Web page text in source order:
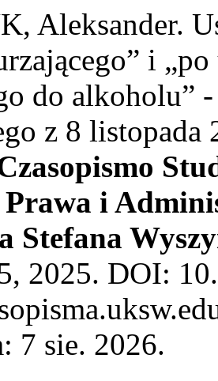
Aleksander.
i
do alkoholu”
z 8
Prawa i
Stefana
2025. DOI:
7 sie. 2026.